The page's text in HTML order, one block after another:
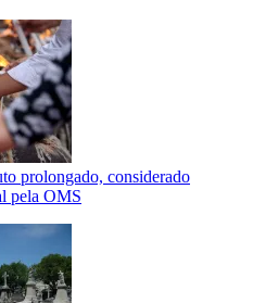
prolongado, considerado
pela OMS